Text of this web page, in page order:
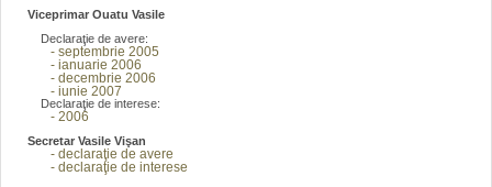
Viceprimar Ouatu Vasile
Declaraţie de avere:
- septembrie 2005
- ianuarie 2006
- decembrie 2006
- iunie 2007
Declaraţie de interese:
- 2006
Secretar Vasile Vişan
- declaraţie de avere
- declaraţie de interese